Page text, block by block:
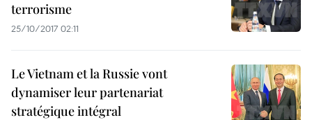
terrorisme
25/10/2017 02:11
Le Vietnam et la Russie vont
dynamiser leur partenariat
stratégique intégral